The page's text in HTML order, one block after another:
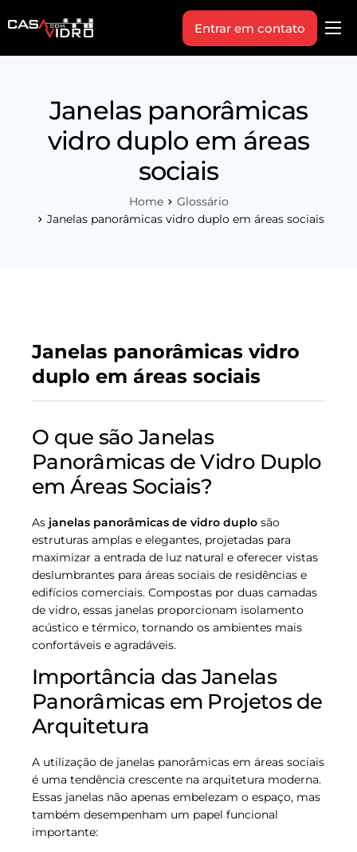
Produtos
Indique+
Vagas
Entrar em contato
Janelas panorâmicas
vidro duplo em áreas
sociais
Home
Glossário
Janelas panorâmicas vidro duplo em áreas sociais
Janelas panorâmicas vidro
duplo em áreas sociais
O que são Janelas
Panorâmicas de Vidro Duplo
em Áreas Sociais?
As janelas panorâmicas de vidro duplo são
estruturas amplas e elegantes, projetadas para
maximizar a entrada de luz natural e oferecer vistas
deslumbrantes para áreas sociais de residências e
edifícios comerciais. Compostas por duas camadas
de vidro, essas janelas proporcionam isolamento
acústico e térmico, tornando os ambientes mais
confortáveis e agradáveis.
Importância das Janelas
Panorâmicas em Projetos de
Arquitetura
A utilização de janelas panorâmicas em áreas sociais
é uma tendência crescente na arquitetura moderna.
Essas janelas não apenas embelezam o espaço, mas
também desempenham um papel funcional
importante: